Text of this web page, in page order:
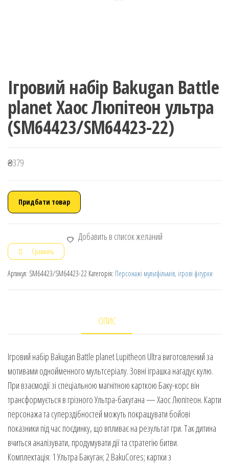
Ігровий набір Bakugan Battle
planet Хаос Люпітеон ультра
(SM64423/SM64423-22)
₴379
Придбати товар
Добавить в список желаний
Сравнить
Артикул: SM64423/SM64423-22 Категорія: Персонажі мультфільмів, ігрові фігурки
ОПИС
Ігровий набір Bakugan Battle planet Lupitheon Ultra виготовлений за
мотивами однойменного мультсеріалу. Зовні іграшка нагадує кулю.
При взаємодії зі спеціальною магнітною карткою Баку-корс він
трансформується в грізного Ультра-бакугана — Хаос Люпітеон. Карти
персонажа та суперздібностей можуть покращувати бойові
показники під час поєдинку, що впливає на результат гри. Так дитина
вчиться аналізувати, продумувати дії та стратегію битви.
Комплектація: 1 Ультра Бакуган; 2 BakuCores; картки з